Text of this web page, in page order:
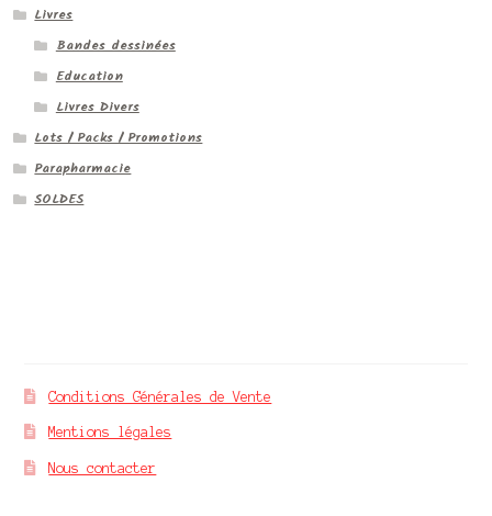
Livres
Bandes dessinées
Education
Livres Divers
Lots / Packs / Promotions
Parapharmacie
SOLDES
Conditions Générales de Vente
Mentions légales
Nous contacter